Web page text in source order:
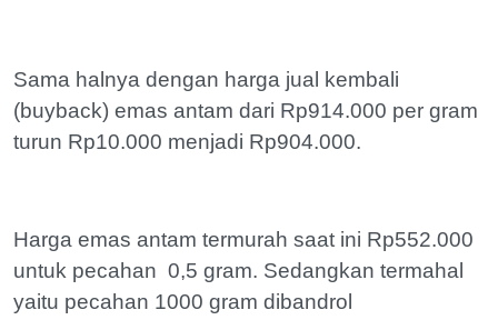
Sama halnya dengan harga jual kembali
(buyback) emas antam dari Rp914.000 per gram
turun Rp10.000 menjadi Rp904.000.
Harga emas antam termurah saat ini Rp552.000
untuk pecahan 0,5 gram. Sedangkan termahal
yaitu pecahan 1000 gram dibandrol